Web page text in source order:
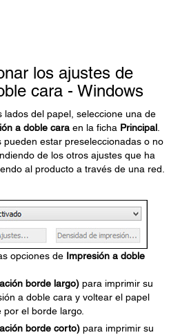
los ajustes de
cara - Windows
lados del papel, seleccione una de
a doble cara en la ficha Principal
pueden estar preseleccionadas o no
de los otros ajustes que ha
al producto a través de una red.
opciones de Impresión a doble
borde largo) para imprimir su
a doble cara y voltear el papel
el borde largo.
borde corto) para imprimir su